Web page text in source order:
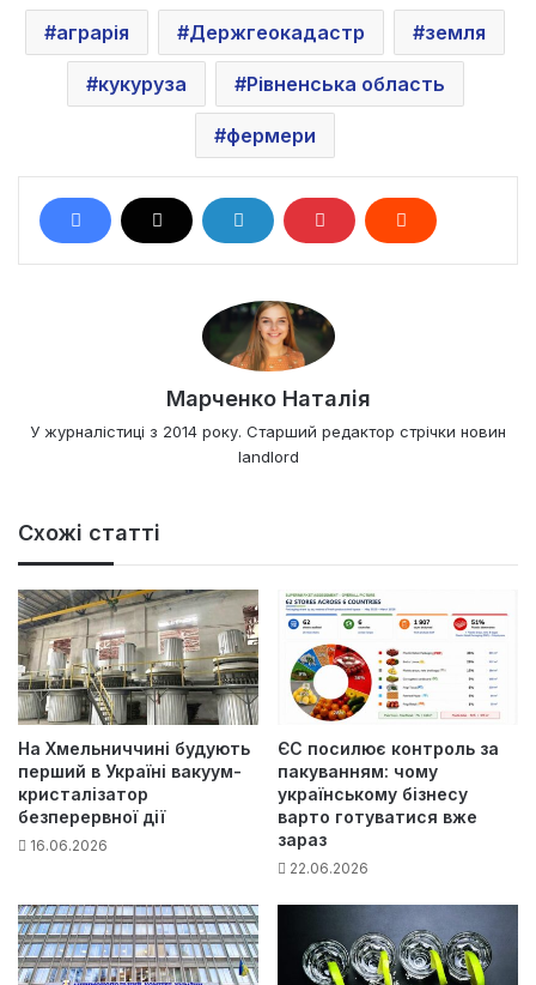
аграрія Держгеокадастр земля
кукуруза Рівненська область
фермери
Марченко Наталія
У журналістиці з 2014 року. Старший редактор стрічки новин
landlord
Схожі статті
На Хмельниччині будують
перший в Україні вакуум-
кристалізатор
безперервної дії
16.06.2026
ЄС посилює контроль за
пакуванням: чому
українському бізнесу
варто готуватися вже
зараз
22.06.2026